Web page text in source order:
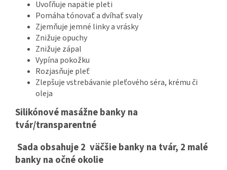
Uvoľňuje napätie pleti
Pomáha tónovať a dvíhať svaly
Zjemňuje jemné linky a vrásky
Znižuje opuchy
Znižuje zápal
Vypína pokožku
Rozjasňuje pleť
Zlepšuje vstrebávanie pleťového séra, krému či
oleja
Silikónové masážne banky na
tvár/transparentné
Sada obsahuje 2 väčšie banky na tvár, 2 malé
banky na očné okolie